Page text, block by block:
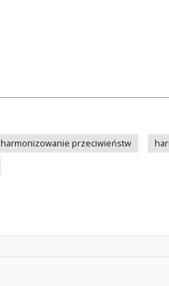
harmonizowanie przeciwieństw